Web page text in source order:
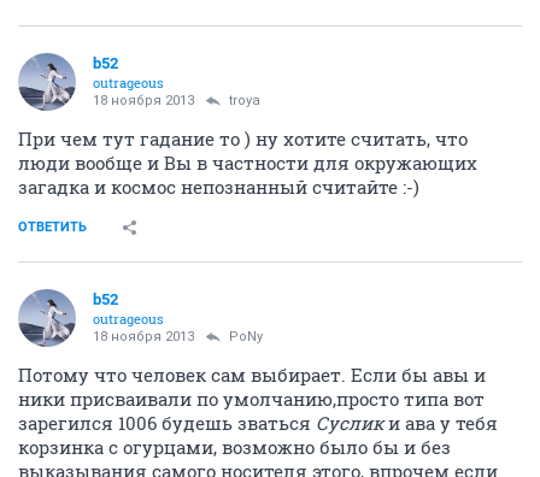
b52
outrageous
18 ноября 2013 troya
При чем тут гадание то ) ну хотите считать, что
люди вообще и Вы в частности для окружающих
загадка и космос непознанный считайте :-)
ОТВЕТИТЬ
b52
outrageous
18 ноября 2013 PoNy
Потому что человек сам выбирает. Если бы авы и
ники присваивали по умолчанию,просто типа вот
зарегился 1006 будешь зваться Суслики ава у тебя
корзинка с огурцами, возможно было бы и без
выказывания самого носителя этого, впрочем если